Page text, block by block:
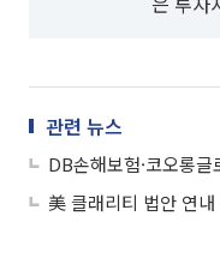
관련 뉴스
DB손해보험·코오롱글